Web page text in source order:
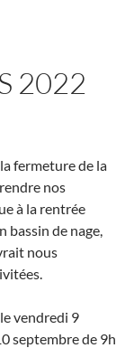
2022
fermeture de la
nos
à la rentrée
bassin de nage,
nous
vendredi 9
septembre de 9h